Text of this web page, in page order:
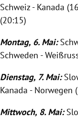
Schweiz- Kanada
(20:15)
Montag, 6. Mai:
Schweden -
Dienstag, 7. Mai:
Kanada - Norwegen
Mittwoch, 8. Mai: